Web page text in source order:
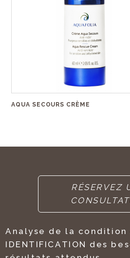
AQUA SECOURS CRÈME
RÉSERVEZ
Analyse de la condition
IDENTIFICATION des